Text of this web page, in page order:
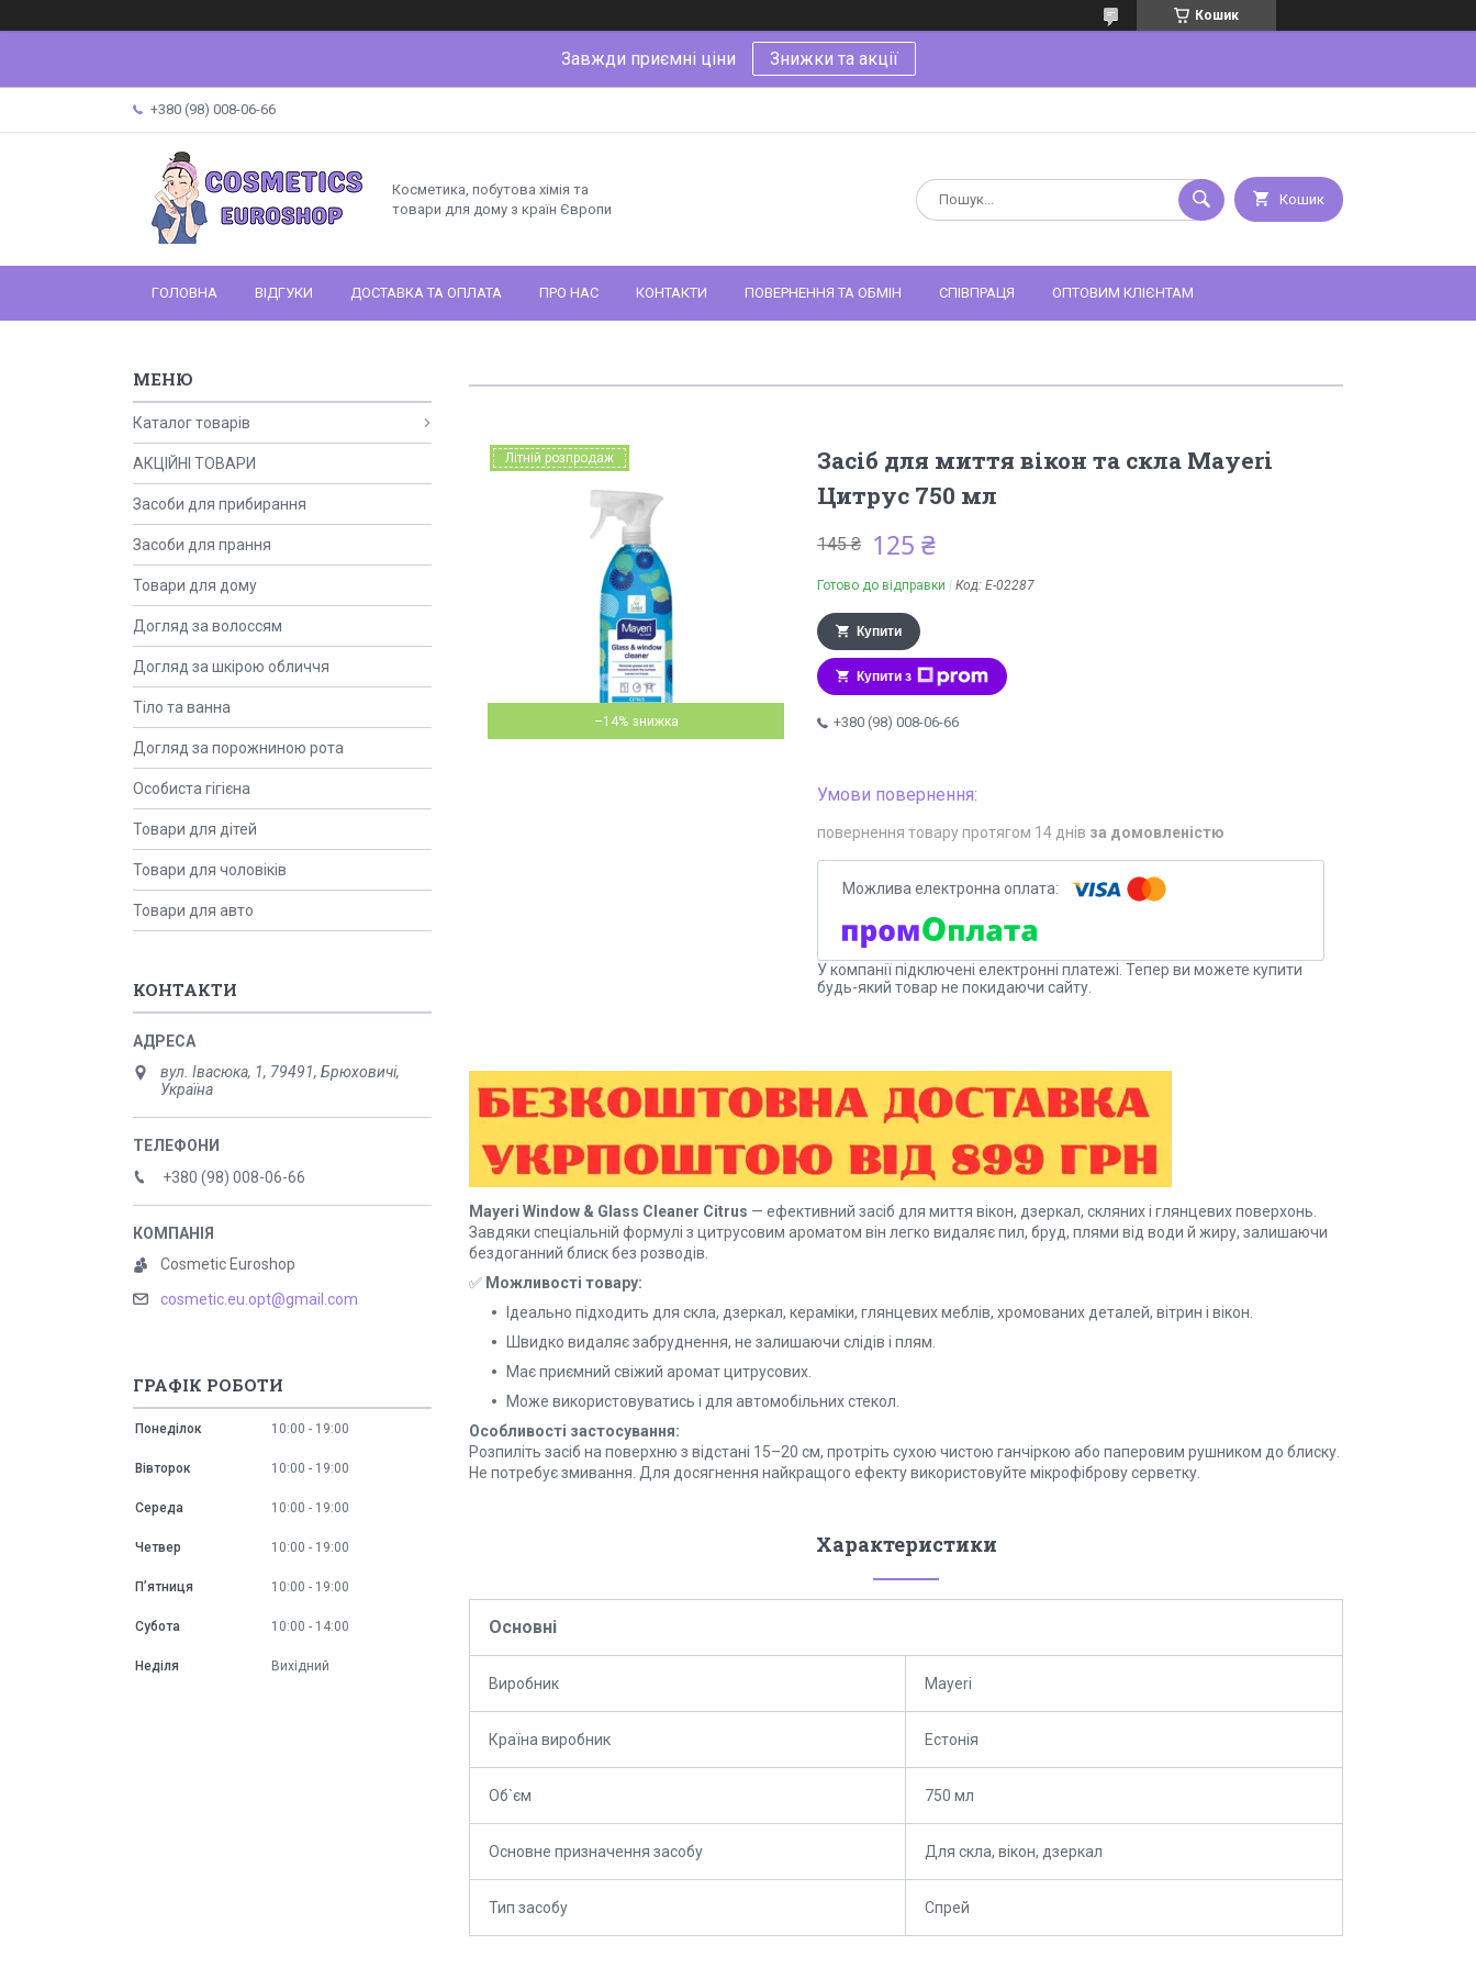
Кошик
Завжди приємні ціни Знижки та акції
+380 (98) 008-06-66
Косметика, побутова хімія та
товари для дому з країн Європи
Кошик
ГОЛОВНА ВІДГУКИ ДОСТАВКА ТА ОПЛАТА ПРО НАС КОНТАКТИ ПОВЕРНЕННЯ ТА ОБМІН СПІВПРАЦЯ ОПТОВИМ КЛІЄНТАМ
–14%
Літній розпродаж
Засіб для миття вікон та скла Mayeri
Цитрус 750 мл
145 ₴ 125 ₴
Готово до відправки Код: Е-02287
Купити
Купити з
+380 (98) 008-06-66
повернення товару протягом 14 днів за домовленістю
У компанії підключені електронні платежі. Тепер ви можете купити
будь-який товар не покидаючи сайту.
Mayeri Window & Glass Cleaner Citrus — ефективний засіб для миття вікон, дзеркал, скляних і глянцевих поверхонь.
Завдяки спеціальній формулі з цитрусовим ароматом він легко видаляє пил, бруд, плями від води й жиру, залишаючи
бездоганний блиск без розводів.
✅ Можливості товару:
Ідеально підходить для скла, дзеркал, кераміки, глянцевих меблів, хромованих деталей, вітрин і вікон.
Швидко видаляє забруднення, не залишаючи слідів і плям.
Має приємний свіжий аромат цитрусових.
Може використовуватись і для автомобільних стекол.
Особливості застосування:
Розпиліть засіб на поверхню з відстані 15–20 см, протріть сухою чистою ганчіркою або паперовим рушником до блиску.
Не потребує змивання. Для досягнення найкращого ефекту використовуйте мікрофіброву серветку.
Характеристики
Основні
Виробник Mayeri
Країна виробник Естонія
Об`єм 750 мл
Основне призначення засобу Для скла, вікон, дзеркал
Тип засобу Спрей
Каталог товарів
АКЦІЙНІ ТОВАРИ
Засоби для прибирання
Засоби для прання
Товари для дому
Догляд за волоссям
Догляд за шкірою обличчя
Тіло та ванна
Догляд за порожниною рота
Особиста гігієна
Товари для дітей
Товари для чоловіків
Товари для авто
КОНТАКТИ
вул. Івасюка, 1, 79491, Брюховичі,
Україна
+380 (98) 008-06-66
Cosmetic Euroshop
cosmetic.eu.opt@gmail.com
ГРАФІК РОБОТИ
Понеділок 10:00 19:00
Вівторок 10:00 19:00
Середа 10:00 19:00
Четвер 10:00 19:00
Пʼятниця 10:00 19:00
Субота 10:00 14:00
Неділя Вихідний